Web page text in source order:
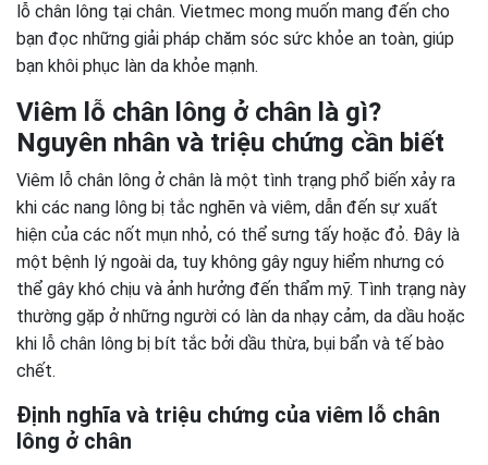
lỗ chân lông tại chân. Vietmec mong muốn mang đến cho
bạn đọc những giải pháp chăm sóc sức khỏe an toàn, giúp
bạn khôi phục làn da khỏe mạnh.
Viêm lỗ chân lông ở chân là gì?
Nguyên nhân và triệu chứng cần biết
Viêm lỗ chân lông ở chân là một tình trạng phổ biến xảy ra
khi các nang lông bị tắc nghẽn và viêm, dẫn đến sự xuất
hiện của các nốt mụn nhỏ, có thể sưng tấy hoặc đỏ. Đây là
một bệnh lý ngoài da, tuy không gây nguy hiểm nhưng có
thể gây khó chịu và ảnh hưởng đến thẩm mỹ. Tình trạng này
thường gặp ở những người có làn da nhạy cảm, da dầu hoặc
khi lỗ chân lông bị bít tắc bởi dầu thừa, bụi bẩn và tế bào
chết.
Định nghĩa và triệu chứng của viêm lỗ chân
lông ở chân